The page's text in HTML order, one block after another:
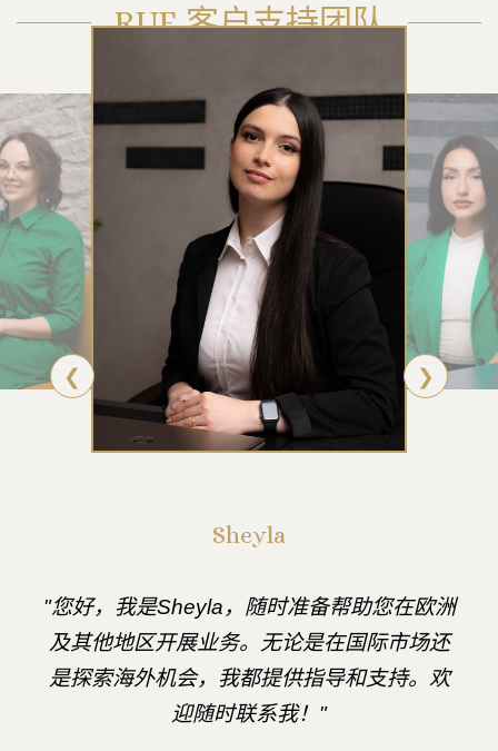
RUE 客户支持团队
❮ ❯
Sheyla
"您好，我是Sheyla，随时准备帮助您在欧洲
及其他地区开展业务。无论是在国际市场还
是探索海外机会，我都提供指导和支持。欢
迎随时联系我！"